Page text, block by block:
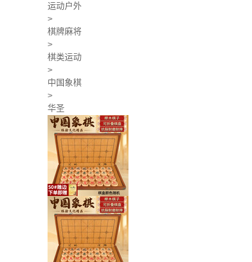
运动户外
>
棋牌麻将
>
棋类运动
>
中国象棋
>
华圣